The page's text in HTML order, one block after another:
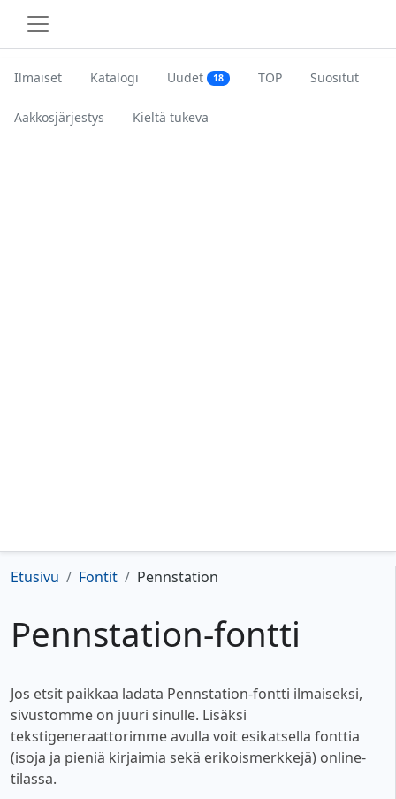
Ilmaiset Katalogi Uudet 18 TOP Suositut
Aakkosjärjestys Kieltä tukeva
Etusivu Fontit Pennstation
Pennstation-fontti
Jos etsit paikkaa ladata Pennstation-fontti ilmaiseksi,
sivustomme on juuri sinulle. Lisäksi
tekstigeneraattorimme avulla voit esikatsella fonttia
(isoja ja pieniä kirjaimia sekä erikoismerkkejä) online-
tilassa.